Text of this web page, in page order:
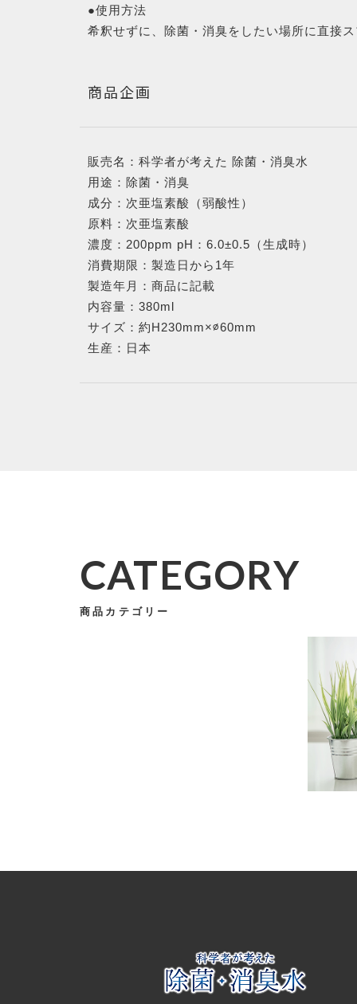
●使用方法
希釈せずに、除菌・消臭をしたい場所に直接
商品企画
販売名：科学者が考えた 除菌・消臭水
用途：除菌・消臭
成分：次亜塩素酸（弱酸性）
原料：次亜塩素酸
濃度：200ppm pH：6.0±0.5（生成時）
消費期限：製造日から1年
製造年月：商品に記載
内容量：380ml
サイズ：約H230mm×∅60mm
生産：日本
CATEGORY
商品カテゴリー